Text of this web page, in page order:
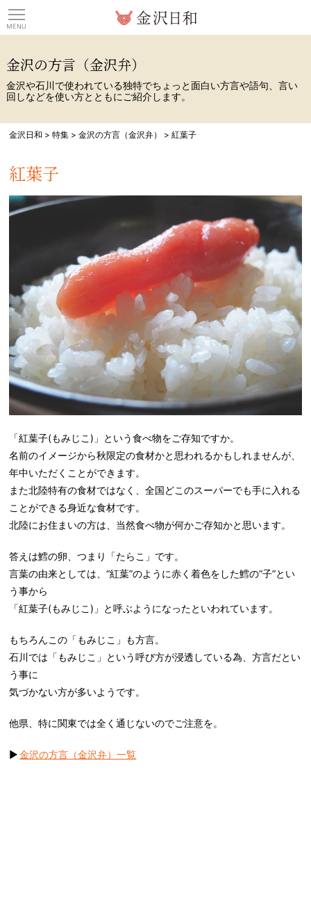
金沢の方言（金沢弁）
金沢や石川で使われている独特でちょっと面白い方言や語句、言い
回しなどを使い方とともにご紹介します。
金沢日和 >特集 >金沢の方言（金沢弁） >紅葉子
紅葉子
「紅葉子(もみじこ)」という食べ物をご存知ですか。
名前のイメージから秋限定の食材かと思われるかもしれませんが、
年中いただくことができます。
また北陸特有の食材ではなく、全国どこのスーパーでも手に入れる
ことができる身近な食材です。
北陸にお住まいの方は、当然食べ物が何かご存知かと思います。
答えは鱈の卵、つまり「たらこ」です。
言葉の由来としては、“紅葉”のように赤く着色をした鱈の“子”とい
う事から
「紅葉子(もみじこ)」と呼ぶようになったといわれています。
もちろんこの「もみじこ」も方言。
石川では「もみじこ」という呼び方が浸透している為、方言だとい
う事に
気づかない方が多いようです。
他県、特に関東では全く通じないのでご注意を。
▶︎ 金沢の方言（金沢弁）一覧